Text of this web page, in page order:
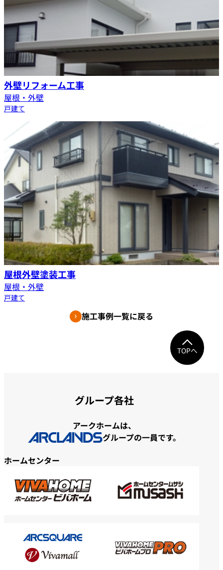
外壁リフォーム工事
屋根・外壁
戸建て
屋根外壁塗装工事
屋根・外壁
戸建て
施工事例一覧に戻る
TOPへ
グループ各社
アークホームは、
グループの一員です。
ホームセンター